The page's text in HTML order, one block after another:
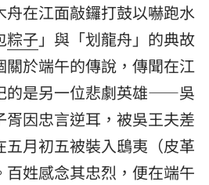
舟在江面敲鑼打鼓以嚇跑水
粽子 」與「划龍舟」的典故
關於端午的傳說，傳聞在江
的是另一位悲劇英雄——吳
因忠言逆耳，被吳王夫差
月初五被裝入鴟夷（皮革
姓感念其忠烈，便在端午